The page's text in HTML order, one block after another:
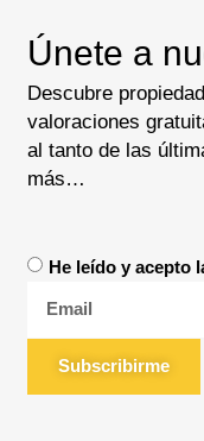
Únete a
Descubre
valoraciones
al tanto de las
más…
He leído y acepto
Subscribirme